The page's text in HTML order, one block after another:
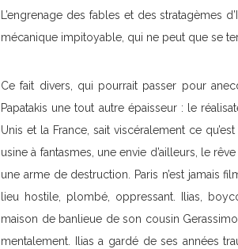
L’engrenage des fables et des stratagèmes
mécanique impitoyable, qui ne peut que se
Ce fait divers, qui pourrait passer pour
Papatakis une tout autre épaisseur : le
Unis et la France, sait viscéralement ce
usine à fantasmes, une envie d’ailleurs, le
une arme de destruction. Paris n’est jamais
lieu hostile, plombé, oppressant. Ilias,
maison de banlieue de son cousin
mentalement. Ilias a gardé de ses années